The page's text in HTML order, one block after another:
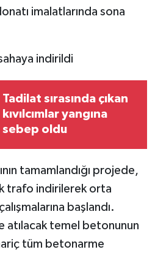
imalatlarında sona
indirildi
Tadilat sırasında çıkan
kıvılcımlar yangına
sebep oldu
tamamlandığı projede,
trafo indirilerek orta
başlandı.
atılacak temel betonunun
tüm betonarme